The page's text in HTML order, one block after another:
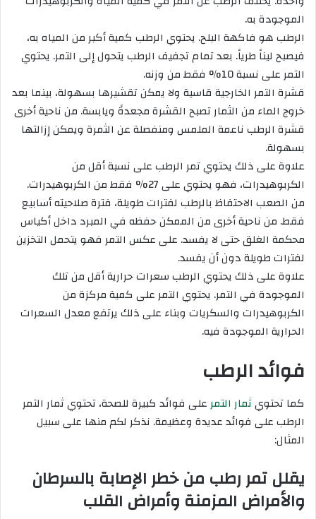
الموجودة به.
الرطب هو فاكهة البلح. يحتوي الرطب كمية أكبر من المياه به،
فيصبح ليناً طرياً. بعد تمام تجفيف الرطب يتحول إلى التمر. يحتوي
التمر على نسبة 10% فقط من وزنه.
قشرة التمر الخارجية قاسية ولا يمكن تقشيرها بسهولة، بينما بعد
خروج الماء من الثمار تصبح القشرة مجعدةً ويابسة. من ناحية أخرى
قشرة الرطب ناعمة الملمس ومنفصلة عن الثمرة ويمكن إزالتها
بسهولة.
علاوة على ذلك يحتوي تمر الرطب على نسبة أقل من
الكربوهيدرات، فهو يحتوي على 27% فقط من الكربوهيدرات.
من الصعب الاحتفاظ بالرطب لفترات طويلة، فترة صلاحيته أسابيع
فقط. من ناحية أخرى من الممكن حفظه في المبرد داخل أكياس
محكمة الغلق حتى لا يفسد. على عكس التمر فهو يتحمل التخزين
لفترات طويلة دون أن يفسد.
علاوة على ذلك يحتوي الرطب سعرات حرارية أقل من تلك
الموجودة في التمر. يحتوي التمر على كمية مركزة من
الكربوهيدرات والسكريات وبناء على ذلك يرتفع معدل السعرات
الحرارية الموجودة فيه.
فوائد الرطب
كما تحتويثمار التمرعلى فوائد كبيرة للصحة، تحتوي ثمار التمر
الرطب على فوائد عديدة وعظيمة. نذكر لكم منها على سبيل
المثال:
يقلل تمر رطب من خطر الإصابة بالسرطان
والأمراض المزمنة وأمراض القلب